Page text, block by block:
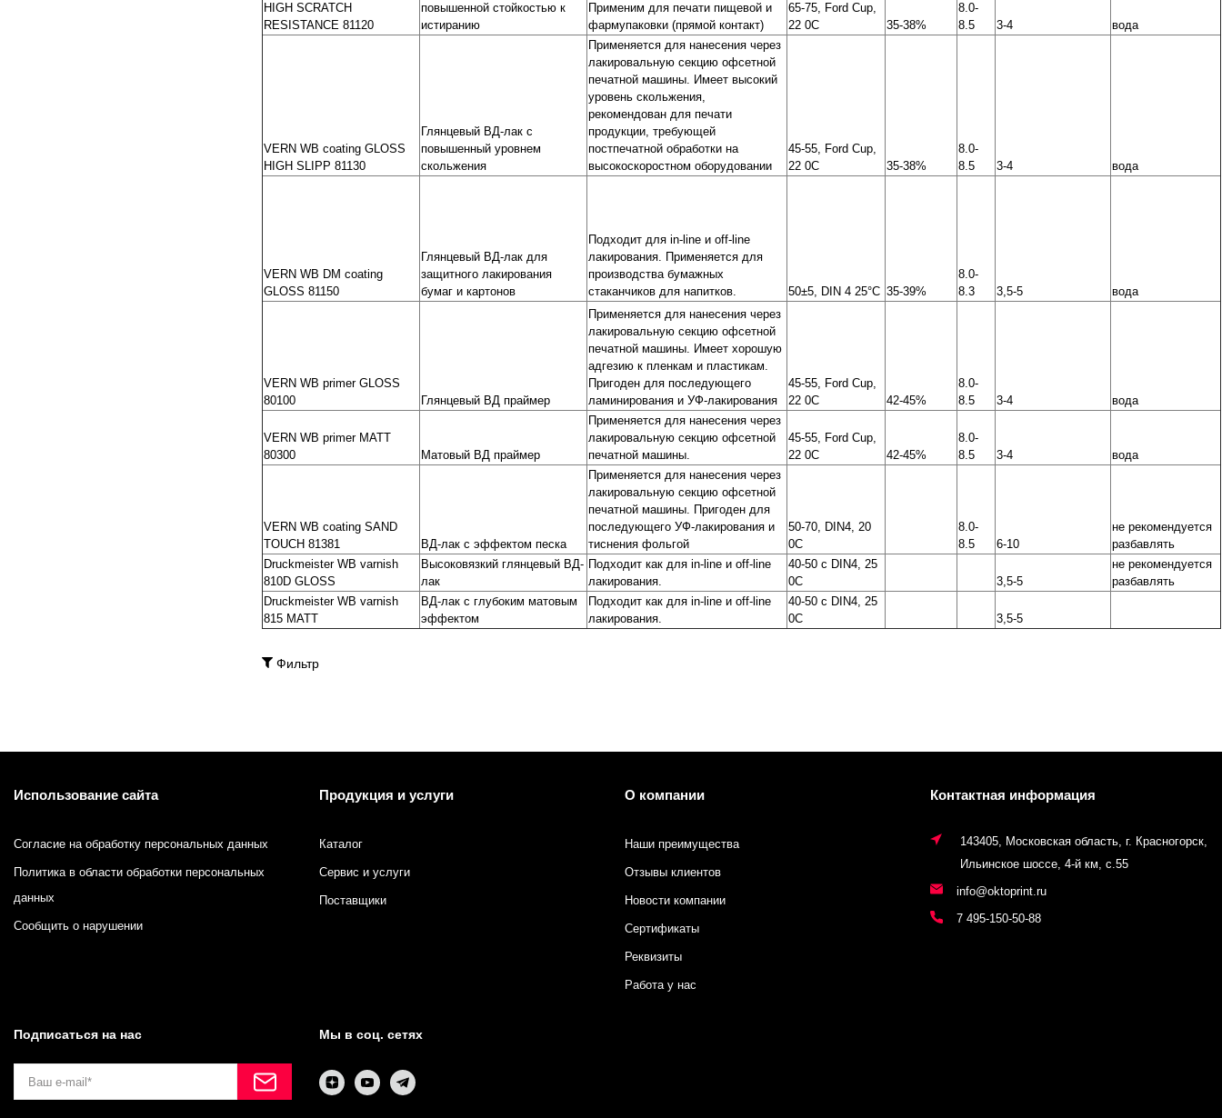
HIGH SCRATCH
RESISTANCE 81120
повышенной стойкостью к
истиранию
Применим для печати пищевой и
фармупаковки (прямой контакт)
65-75, Ford Cup,
22 0C
35-38%
8.0-
8.5
3-4 вода
VERN WB coating GLOSS
HIGH SLIPP 81130
Глянцевый ВД-лак с
повышенный уровнем
скольжения
Применяется для нанесения через
лакировальную секцию офсетной
печатной машины. Имеет высокий
уровень скольжения,
рекомендован для печати
продукции, требующей
постпечатной обработки на
высокоскоростном оборудовании
45-55, Ford Cup,
22 0C
35-38%
8.0-
8.5
3-4 вода
VERN WB DM coating
GLOSS 81150
Глянцевый ВД-лак для
защитного лакирования
бумаг и картонов
Подходит для in-line и off-line
лакирования. Применяется для
производства бумажных
стаканчиков для напитков.
50±5, DIN 4 25°C 35-39%
8.0-
8.3
3,5-5 вода
VERN WB primer GLOSS
80100
Глянцевый ВД праймер
Применяется для нанесения через
лакировальную секцию офсетной
печатной машины. Имеет хорошую
адгезию к пленкам и пластикам.
Пригоден для последующего
ламинирования и УФ-лакирования
45-55, Ford Cup,
22 0C
42-45%
8.0-
8.5
3-4 вода
VERN WB primer MATT
80300
Матовый ВД праймер
Применяется для нанесения через
лакировальную секцию офсетной
печатной машины.
45-55, Ford Cup,
22 0C
42-45%
8.0-
8.5
3-4 вода
VERN WB coating SAND
TOUCH 81381
ВД-лак с эффектом песка
Применяется для нанесения через
лакировальную секцию офсетной
печатной машины. Пригоден для
последующего УФ-лакирования и
тиснения фольгой
50-70, DIN4, 20
0C
8.0-
8.5
6-10
не рекомендуется
разбавлять
Druckmeister WB varnish
810D GLOSS
Высоковязкий глянцевый ВД-
лак
Подходит как для in-line и off-line
лакирования.
40-50 с DIN4, 25
0C
3,5-5
не рекомендуется
разбавлять
Druckmeister WB varnish
815 MATT
ВД-лак с глубоким матовым
эффектом
Подходит как для in-line и off-line
лакирования.
40-50 с DIN4, 25
0C
3,5-5
Фильтр
Использование сайта
Согласие на обработку персональных данных
Политика в области обработки персональных
данных
Сообщить о нарушении
Продукция и услуги
Каталог
Сервис и услуги
Поставщики
О компании
Наши преимущества
Отзывы клиентов
Новости компании
Сертификаты
Реквизиты
Работа у нас
Контактная информация
143405, Московская область, г. Красногорск,
Ильинское шоссе, 4-й км, с.55
info@oktoprint.ru
7 495-150-50-88
Подписаться на нас Мы в соц. сетях